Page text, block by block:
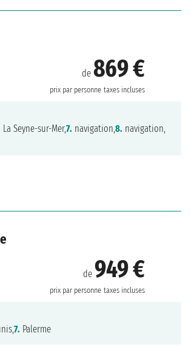
de869 €
prix par personne taxes incluses
La Seyne-sur-Mer,7. navigation,8. navigation,
de 949 €
prix par personne taxes incluses
7. Palerme